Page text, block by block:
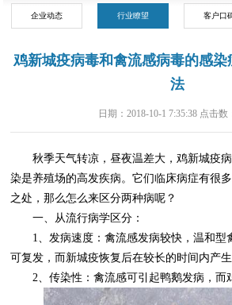
企业动态 行业瞭望 客户口
鸡新城疫病毒和禽流感病毒的感
法
日期：2018-10-1 7:35:38 点击数
秋季天气转凉，昼夜温差大，鸡新城疫
染是养殖场的高发疾病。它们临床病症有很
之处，那么怎么来区分两种病呢？
一、从流行病学区分：
1、发病速度：禽流感发病较快，温和型
可复发，而新城疫恢复后在较长的时间内产生
2、传染性：禽流感可引起鸭鹅发病，而